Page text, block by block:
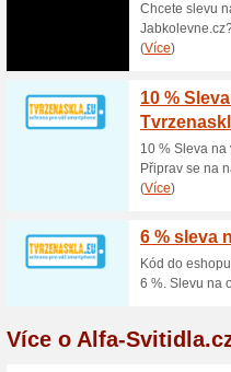
100%
Objednejte
a nemusíte
a nakupte